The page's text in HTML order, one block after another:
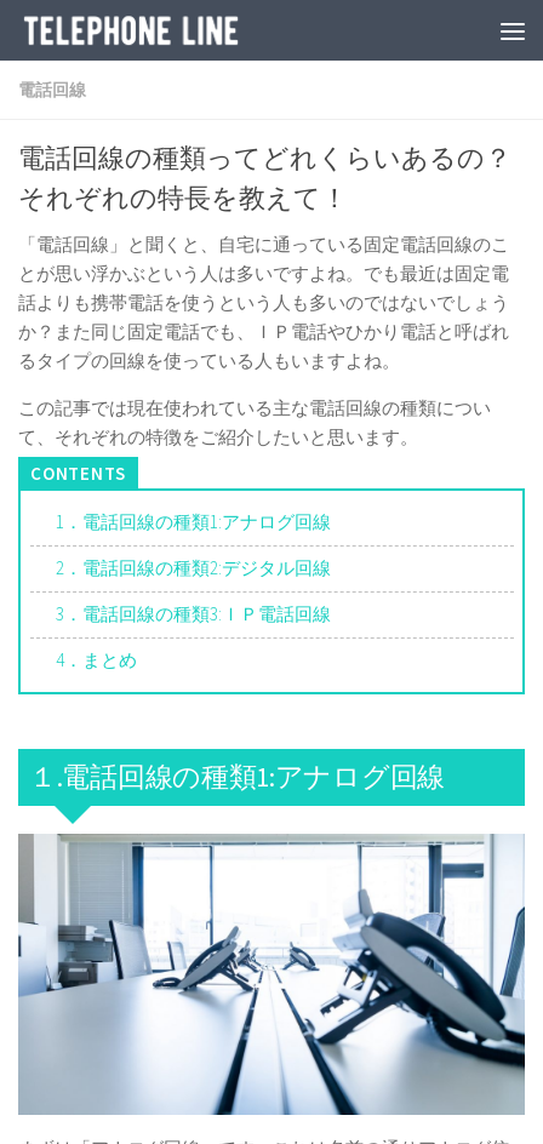
電話回線
電話回線の種類ってどれくらいあるの？
それぞれの特長を教えて！
「電話回線」と聞くと、自宅に通っている固定電話回線のこ
とが思い浮かぶという人は多いですよね。でも最近は固定電
話よりも携帯電話を使うという人も多いのではないでしょう
か？また同じ固定電話でも、ＩＰ電話やひかり電話と呼ばれ
るタイプの回線を使っている人もいますよね。
この記事では現在使われている主な電話回線の種類につい
て、それぞれの特徴をご紹介したいと思います。
1．電話回線の種類1:アナログ回線
2．電話回線の種類2:デジタル回線
3．電話回線の種類3:ＩＰ電話回線
4．まとめ
１.電話回線の種類1:アナログ回線